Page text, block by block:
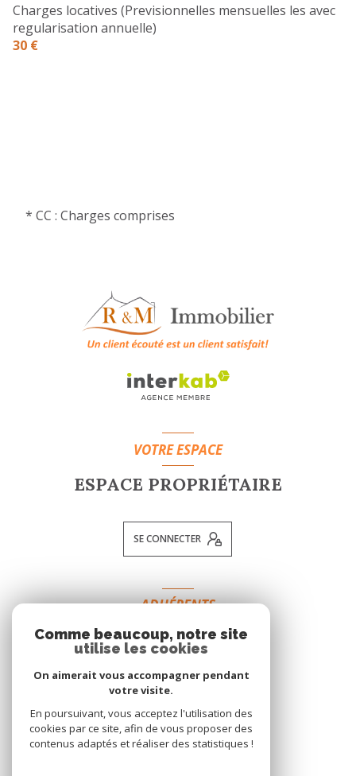
Charges locatives (Previsionnelles mensuelles les avec
regularisation annuelle)
30 €
* CC : Charges comprises
VOTRE ESPACE
ESPACE PROPRIÉTAIRE
SE CONNECTER
ADHÉRENTS
NOUS ADHÉRONS
Comme beaucoup, notre site
utilise les cookies
On aimerait vous accompagner pendant
votre visite.
En poursuivant, vous acceptez l'utilisation des
cookies par ce site, afin de vous proposer des
contenus adaptés et réaliser des statistiques !